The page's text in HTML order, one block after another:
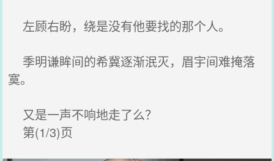
左顾右盼，绕是没有他要找的那个人。
季明谦眸间的希冀逐渐泯灭，眉宇间难掩落
寞。
又是一声不响地走了么？
第(1/3)页